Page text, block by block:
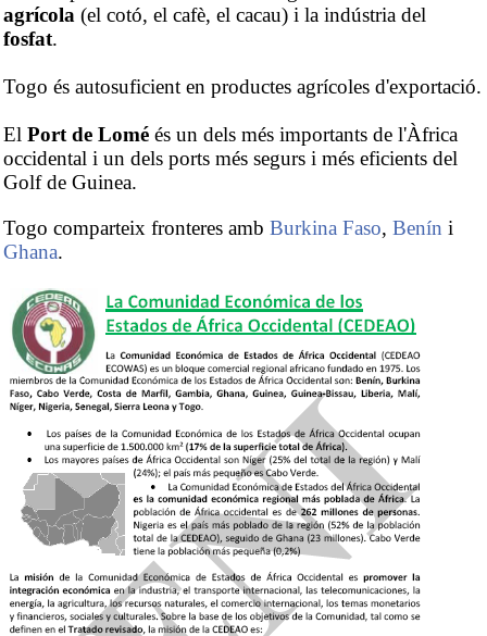
agrícola (el cotó, el cafè, el cacau) i la indústria del
fosfat.
Togo és autosuficient en productes agrícoles d'exportació.
El Port de Lomé és un dels més importants de l'Àfrica
occidental i un dels ports més segurs i més eficients del
Golf de Guinea.
Togo comparteix fronteres amb Burkina Faso, Benín i
Ghana.